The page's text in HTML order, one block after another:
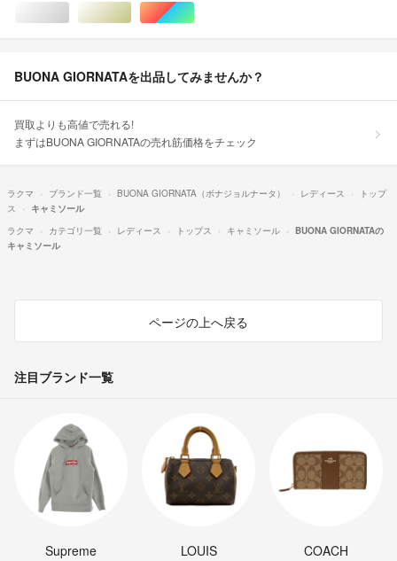
シルバー/銀色系ゴールド/金色系マルチカラー
BUONA GIORNATAを出品してみませんか？
買取よりも高値で売れる!
まずはBUONA GIORNATAの売れ筋価格をチェック
ラクマ ブランド一覧 BUONA GIORNATA（ボナジョルナータ） レディース
トップ
ス
キャミソール
ラクマ
カテゴリ一覧 レディース トップス キャミソール
BUONA GIORNATAの
キャミソール
ページの上へ戻る
注目ブランド一覧
Supreme
LOUIS
COACH